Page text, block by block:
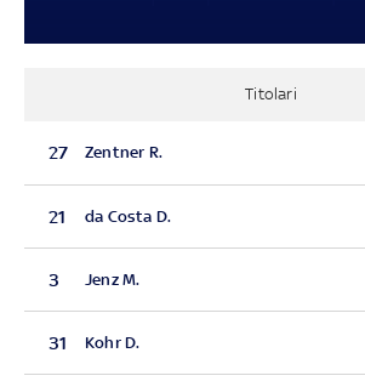
Titolari
27 Zentner R.
21 da Costa D.
3 Jenz M.
31 Kohr D.